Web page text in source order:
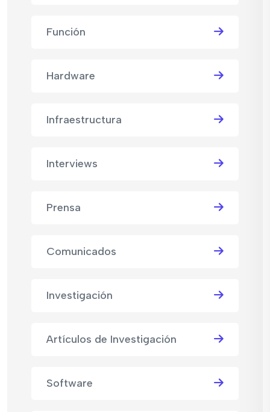
Función
Hardware
Infraestructura
Interviews
Prensa
Comunicados
Investigación
Artículos de Investigación
Software